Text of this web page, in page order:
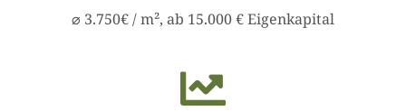
⌀ 3.750€ / m², ab 15.000 € Eigenkapital